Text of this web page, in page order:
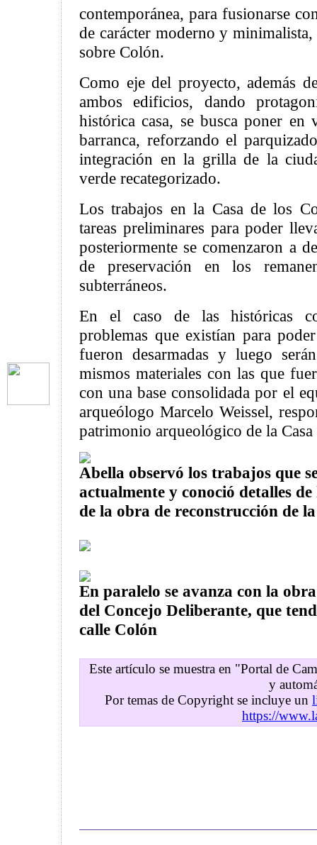
contemporánea, para fusionarse
de carácter moderno y minimalista,
sobre Colón.
Como eje del proyecto, además
ambos edificios, dando
histórica casa, se busca poner en
barranca, reforzando el
integración en la grilla de la
verde recategorizado.
Los trabajos en la Casa de los
tareas preliminares para poder
posteriormente se comenzaron a
de preservación en los
subterráneos.
En el caso de las históricas
problemas que existían para
fueron desarmadas y luego
mismos materiales con las que
con una base consolidada por el
arqueólogo Marcelo Weissel,
patrimonio arqueológico de la Casa
Abella observó los trabajos que
actualmente y conoció detalles
de la obra de reconstrucción de
En paralelo se avanza con la
del Concejo Deliberante, que
calle Colón
Este artículo se muestra en "Portal de
y
Por temas de Copyright se incluye un
https://